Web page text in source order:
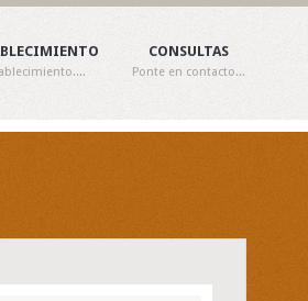
CONSULTAS
Ponte en contacto...